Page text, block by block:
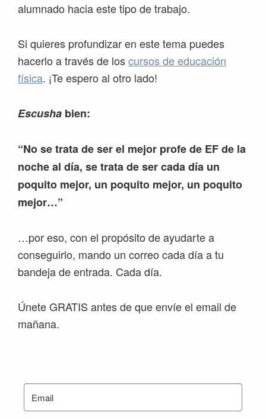
alumnado hacia este tipo de trabajo.
Si quieres profundizar en este tema puedes
hacerlo a través de loscursos de educación
física. ¡Te espero al otro lado!
Escusha bien:
“No se trata de ser el mejor profe de EF de la
noche al día, se trata de ser cada día un
poquito mejor, un poquito mejor, un poquito
mejor…”
…por eso, con el propósito de ayudarte a
conseguirlo, mando un correo cada día a tu
bandeja de entrada. Cada día.
Únete GRATIS antes de que envíe el email de
mañana.